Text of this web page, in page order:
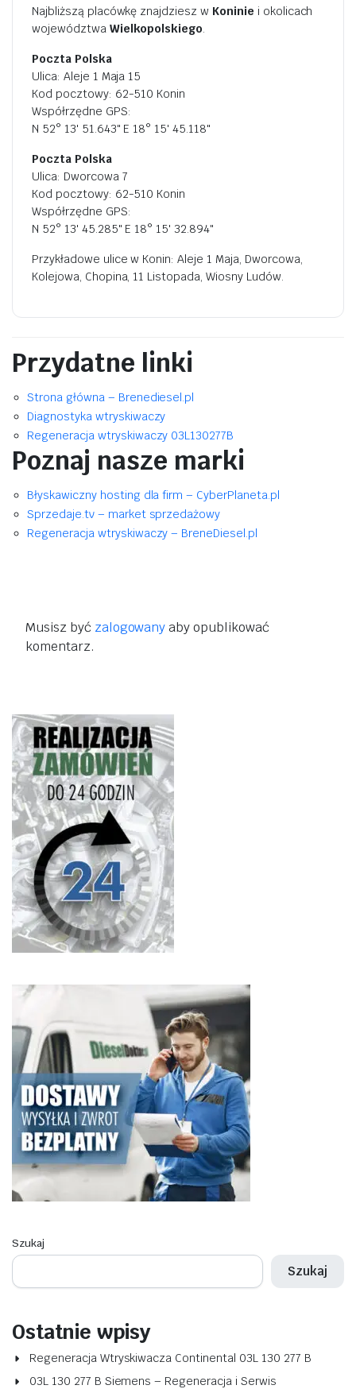
Najbliższą placówkę znajdziesz w Koninie i okolicach
województwa Wielkopolskiego.
Poczta Polska
Ulica: Aleje 1 Maja 15
Kod pocztowy: 62-510 Konin
Współrzędne GPS:
N 52° 13' 51.643" E 18° 15' 45.118"
Poczta Polska
Ulica: Dworcowa 7
Kod pocztowy: 62-510 Konin
Współrzędne GPS:
N 52° 13' 45.285" E 18° 15' 32.894"
Przykładowe ulice w Konin: Aleje 1 Maja, Dworcowa,
Kolejowa, Chopina, 11 Listopada, Wiosny Ludów.
Przydatne linki
Strona główna – Brenediesel.pl
Diagnostyka wtryskiwaczy
Regeneracja wtryskiwaczy 03L130277B
Poznaj nasze marki
Błyskawiczny hosting dla firm – CyberPlaneta.pl
Sprzedaje.tv – market sprzedażowy
Regeneracja wtryskiwaczy – BreneDiesel.pl
Musisz być zalogowanyaby opublikować
komentarz.
Szukaj
Szukaj
Ostatnie wpisy
Regeneracja Wtryskiwacza Continental 03L 130 277 B
03L 130 277 B Siemens – Regeneracja i Serwis